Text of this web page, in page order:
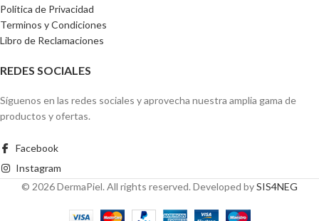
Política de Privacidad
Terminos y Condiciones
Libro de Reclamaciones
REDES SOCIALES
Síguenos en las redes sociales y aprovecha nuestra amplia gama de
productos y ofertas.
Facebook
Instagram
© 2026 DermaPiel. All rights reserved. Developed bySIS4NEG